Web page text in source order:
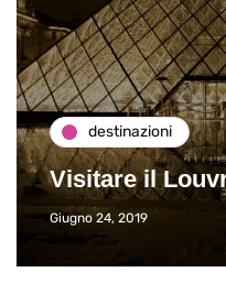
destinazioni
Visitare il
Giugno 24, 2019